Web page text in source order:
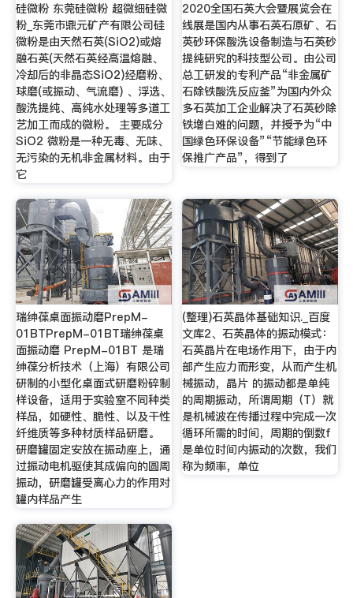
硅微粉 东莞硅微粉 超微细硅微
粉_东莞市鼎元矿产有限公司硅
微粉是由天然石英(SiO2)或熔
融石英(天然石英经高温熔融、
冷却后的非晶态SiO2)经磨粉、
球磨(或振动、气流磨) 、浮选、
酸洗提纯、高纯水处理等多道工
艺加工而成的微粉。 主要成分
SiO2 微粉是一种无毒、无味、
无污染的无机非金属材料。由于
它
2020全国石英大会暨展览会在
线展是国内从事石英石原矿、石
英砂环保酸洗设备制造与石英砂
提纯研究的科技型公司。由公司
总工研发的专利产品“非金属矿
石除铁酸洗反应釜”为国内外众
多石英加工企业解决了石英砂除
铁増白难的问题，并授予为“中
国绿色环保设备”“节能绿色环
保推广产品”，得到了
瑞绅葆桌面振动磨PrepM-
01BTPrepM-01BT瑞绅葆桌
面振动磨 PrepM-01BT 是瑞
绅葆分析技术（上海）有限公司
研制的小型化桌面式研磨粉碎制
样设备，适用于实验室不同种类
样品，如硬性、脆性、以及干性
纤维质等多种材质样品研磨。
研磨罐固定安放在振动座上，通
过振动电机驱使其成偏向的圆周
振动，研磨罐受离心力的作用对
罐内样品产生
(整理)石英晶体基础知识._百度
文库2、石英晶体的振动模式：
石英晶片在电场作用下，由于内
部产生应力而形变，从而产生机
械振动，晶片 的振动都是单纯
的周期振动，所谓周期（T）就
是机械波在传播过程中完成一次
循环所需的时间，周期的倒数f
是单位时间内振动的次数，我们
称为频率，单位